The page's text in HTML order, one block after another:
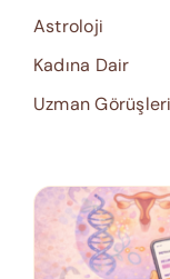
Astroloji
Kadına Dair
Uzman Görüşleri